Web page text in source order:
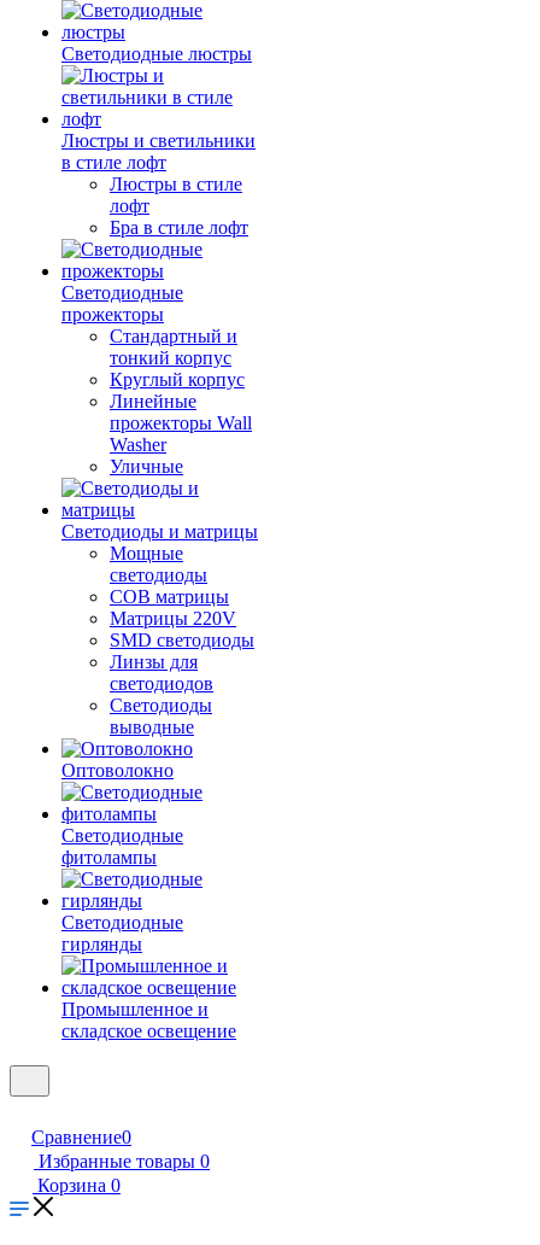
Светодиодные люстры
Люстры и светильники
в стиле лофт
Люстры в стиле
лофт
Бра в стиле лофт
Светодиодные
прожекторы
Стандартный и
тонкий корпус
Круглый корпус
Линейные
прожекторы Wall
Washer
Уличные
Светодиоды и матрицы
Мощные
светодиоды
COB матрицы
Матрицы 220V
SMD светодиоды
Линзы для
светодиодов
Светодиоды
выводные
Оптоволокно
Светодиодные
фитолампы
Светодиодные
гирлянды
Промышленное и
складское освещение
Сравнение0
Избранные товары 0
Корзина 0